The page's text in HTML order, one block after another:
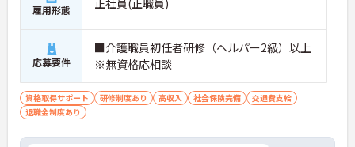
雇用形態
応募要件
■介護職員初任者研修（ヘルパー2級）以上
※無資格応相談
資格取得サポート 研修制度あり 高収入 社会保険完備
交通費支給
退職金制度あり